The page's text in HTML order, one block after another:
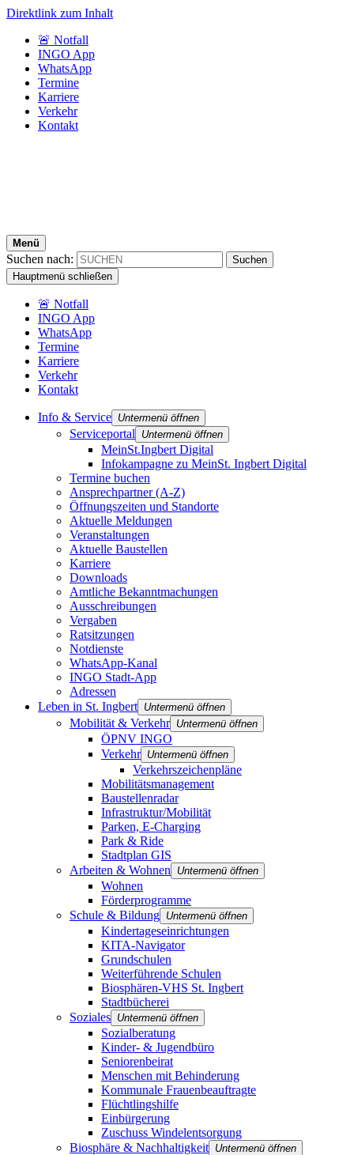
Direktlink zum Inhalt
🚨 Notfall
INGO App
WhatsApp
Termine
Karriere
Verkehr
Kontakt
Menü
Suchen nach:
Hauptmenü schließen
🚨 Notfall
INGO App
WhatsApp
Termine
Karriere
Verkehr
Kontakt
Info & Service Untermenü öffnen
Serviceportal Untermenü öffnen
MeinSt.Ingbert Digital
Infokampagne zu MeinSt. Ingbert Digital
Termine buchen
Ansprechpartner (A-Z)
Öffnungszeiten und Standorte
Aktuelle Meldungen
Veranstaltungen
Aktuelle Baustellen
Karriere
Downloads
Amtliche Bekanntmachungen
Ausschreibungen
Vergaben
Ratsitzungen
Notdienste
WhatsApp-Kanal
INGO Stadt-App
Adressen
Leben in St. Ingbert Untermenü öffnen
Mobilität & Verkehr Untermenü öffnen
ÖPNV INGO
Verkehr Untermenü öffnen
Verkehrszeichenpläne
Mobilitätsmanagement
Baustellenradar
Infrastruktur/Mobilität
Parken, E-Charging
Park & Ride
Stadtplan GIS
Arbeiten & Wohnen
Untermenü öffnen
Wohnen
Förderprogramme
Schule & Bildung Untermenü öffnen
Kindertageseinrichtungen
KITA-Navigator
Grundschulen
Weiterführende Schulen
Biosphären-VHS St. Ingbert
Stadtbücherei
Soziales Untermenü öffnen
Sozialberatung
Kinder- & Jugendbüro
Seniorenbeirat
Menschen mit Behinderung
Kommunale Frauenbeauftragte
Flüchtlingshilfe
Einbürgerung
Zuschuss Windelentsorgung
Biosphäre & Nachhaltigkeit Untermenü öffnen